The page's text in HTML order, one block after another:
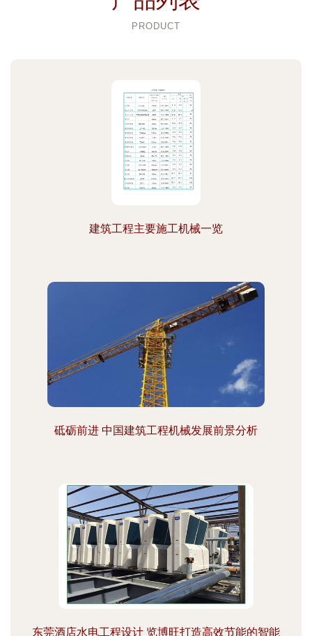
PRODUCT
建筑工程主要施工机械一览
砥砺前进 中国建筑工程机械发展前景分析
东莞酒店水电工程设计 览博旺打造高效节能的智能